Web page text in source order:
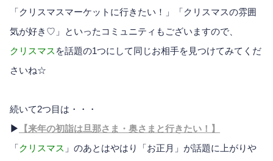
「クリスマスマーケットに行きたい！」「クリスマスの雰囲
気が好き♡」といったコミュニティもございますので、
クリスマス を話題の1つにして同じお相手を見つけてみてくだ
さいね☆
続いて2つ目は・・・
▶
【来年の初詣は旦那さま・奥さまと行きたい！】
「クリスマス 」のあとはやはり「お正月」が話題に上がりや